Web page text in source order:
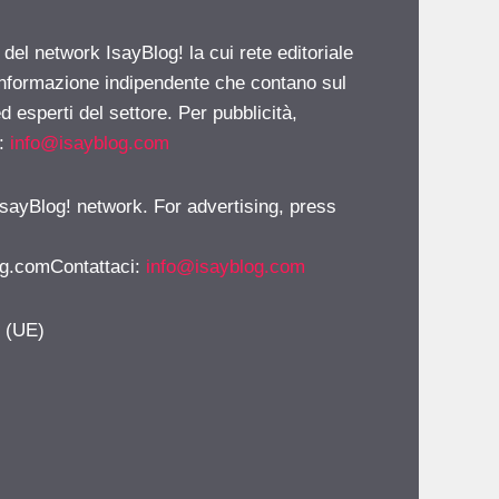
del network IsayBlog! la cui rete editoriale
indipendente che contano sul
esperti del settore. Per pubblicità,
info@isayblog.com
network. For advertising, press
: info@isayblog.com
(UE)